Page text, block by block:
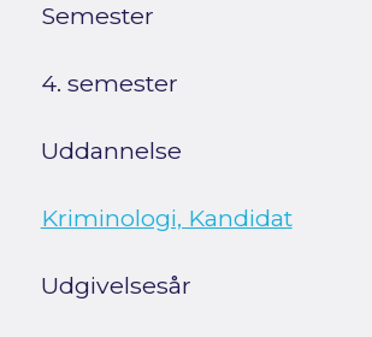
Semester
4. semester
Uddannelse
Kriminologi, Kandidat
Udgivelsesår